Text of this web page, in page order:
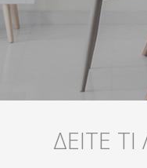
ΔΕΙΤΕ